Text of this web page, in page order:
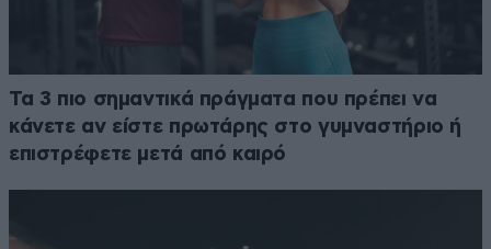
Τα 3 πιο σημαντικά πράγματα που πρέπει να
κάνετε αν είστε πρωτάρης στο γυμναστήριο ή
επιστρέφετε μετά από καιρό